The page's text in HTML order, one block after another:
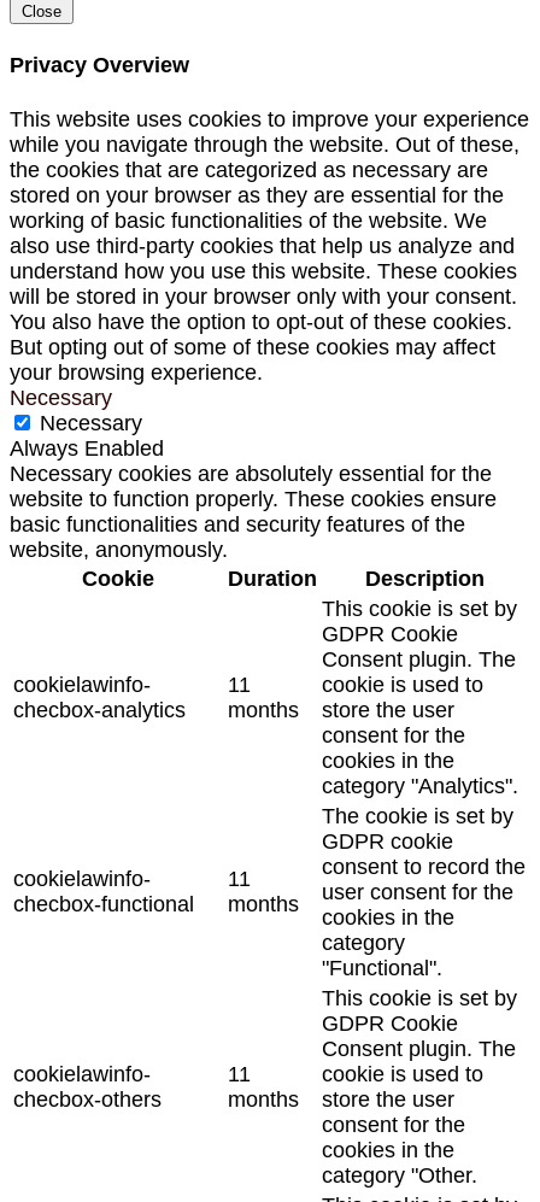
Close
Privacy Overview
This website uses cookies to improve your experience
while you navigate through the website. Out of these,
the cookies that are categorized as necessary are
stored on your browser as they are essential for the
working of basic functionalities of the website. We
also use third-party cookies that help us analyze and
understand how you use this website. These cookies
will be stored in your browser only with your consent.
You also have the option to opt-out of these cookies.
But opting out of some of these cookies may affect
your browsing experience.
Necessary
Necessary
Always Enabled
Necessary cookies are absolutely essential for the
website to function properly. These cookies ensure
basic functionalities and security features of the
website, anonymously.
Cookie
Duration Description
cookielawinfo-
checbox-analytics
11
months
This cookie is set by
GDPR Cookie
Consent plugin. The
cookie is used to
store the user
consent for the
cookies in the
category "Analytics".
cookielawinfo-
checbox-functional
11
months
The cookie is set by
GDPR cookie
consent to record the
user consent for the
cookies in the
category
"Functional".
cookielawinfo-
checbox-others
11
months
This cookie is set by
GDPR Cookie
Consent plugin. The
cookie is used to
store the user
consent for the
cookies in the
category "Other.